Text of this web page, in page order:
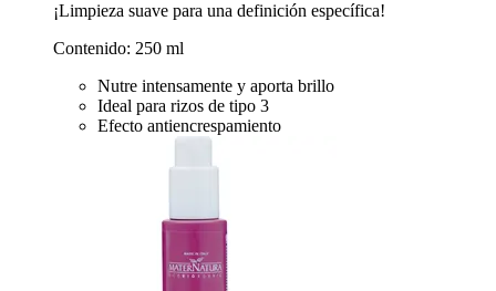
¡Limpieza suave para una definición específica!
Contenido: 250 ml
Nutre intensamente y aporta brillo
Ideal para rizos de tipo 3
Efecto antiencrespamiento